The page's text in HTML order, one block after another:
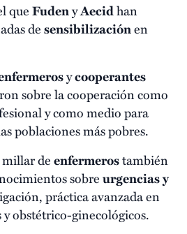
queFudenyAecidhan
desensibilizaciónen
ycooperantes
sobre la cooperación como
y como medio para
poblaciones más pobres.
deenfermerostambién
sobreurgencias y
práctica avanzada en
obstétrico-ginecológicos.